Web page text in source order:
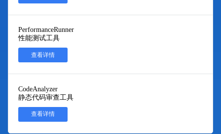
PerformanceRunner
性能测试工具
查看详情
CodeAnalyzer
静态代码审查工具
查看详情